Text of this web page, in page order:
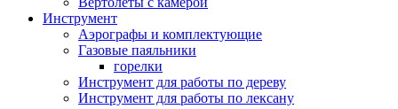
Инструмент
Аэрографы и комплектующие
Газовые паяльники
горелки
Инструмент для работы по дереву
Инструмент для работы по лексану